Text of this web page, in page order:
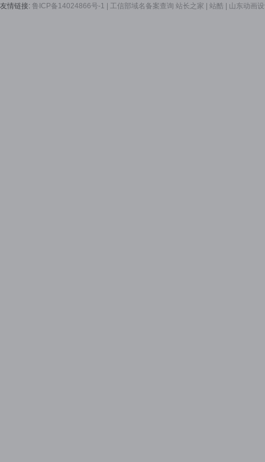
友情链接: 鲁ICP备14024866号-1 | 工信部域名备案查询 站长之家 | 站酷 | 山东动画